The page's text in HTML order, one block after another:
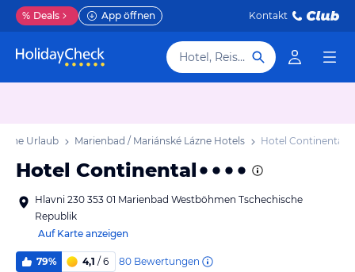
% Deals App öffnen Kontakt
Hotel, Reiseziel
Urlaub Marienbad / Mariánské Lázne Hotels Hotel Continental
Hotel Continental
Hlavni 230 353 01 Marienbad Westböhmen Tschechische
Republik
Auf Karte anzeigen
79% 4,1 / 6 80 Bewertungen